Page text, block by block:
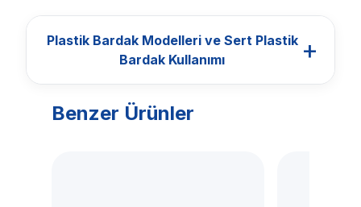
Plastik Bardak Modelleri ve Sert Plastik
Bardak Kullanımı
+
Benzer Ürünler